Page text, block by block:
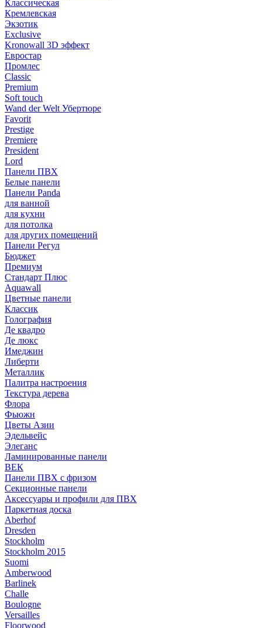
Классическая
Кремлевская
Экзотик
Exclusive
Kronowall 3D эффект
Евростар
Промлес
Classic
Premium
Soft touch
Wand der Welt Убертюре
Favorit
Prestige
Premiere
President
Lord
Панели ПВХ
Белые панели
Панели Panda
для ванной
для кухни
для потолка
для других помещений
Панели Регул
Бюджет
Премиум
Стандарт Плюс
Aquawall
Цветные панели
Классик
Голография
Де квадро
Де люкс
Имеджин
Либерти
Металлик
Палитра настроения
Текстура дерева
Флора
Фьюжн
Цветы Азии
Эдельвейс
Элеганс
Ламинированные панели
ВЕК
Панели ПВХ с фризом
Секционные панели
Аксессуары и профили для ПВХ
Паркетная доска
Aberhof
Dresden
Stockholm
Stockholm 2015
Suomi
Amberwood
Barlinek
Challe
Boulogne
Versailles
Floorwood